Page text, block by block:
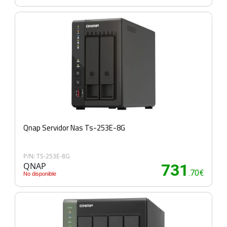
Qnap Servidor Nas Ts-253E-8G
P/N: TS-253E-8G
QNAP
No disponible 731 .70€